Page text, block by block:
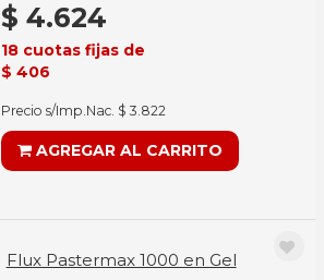
$ 4.624
18 cuotas fijas de
$ 406
Precio s/Imp.Nac. $ 3.822
AGREGAR AL CARRITO
Flux Pastermax 1000 en Gel